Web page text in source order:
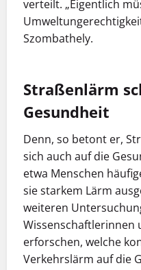
verteilt. „Eigentlich
Szombathely.
Straßenlärm
Gesundheit
Denn, so betont er,
sich auch auf die
etwa Menschen
sie starkem Lärm
weiteren
Wissenschaftlerinnen
erforschen, welche
Verkehrslärm auf die